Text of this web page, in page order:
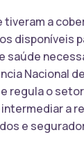
tiveram a
disponíveis
saúde
Nacional
regula o
a
e